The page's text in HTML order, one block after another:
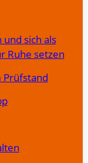
sich als
Ruhe setzen
Prüfstand